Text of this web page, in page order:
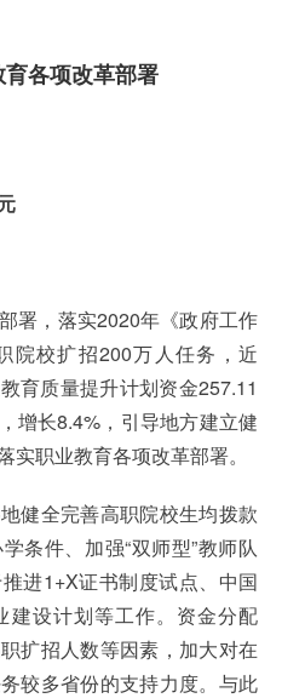
各项改革部署
署，落实2020年《政府工作
院校扩招200万人任务，近
育质量提升计划资金257.11
增长8.4%，引导地方建立健
职业教育各项改革部署。
健全完善高职院校生均拨款
条件、加强“双师型”教师队
进1+X证书制度试点、中国
建设计划等工作。资金分配
扩招人数等因素，加大对在
较多省份的支持力度。与此